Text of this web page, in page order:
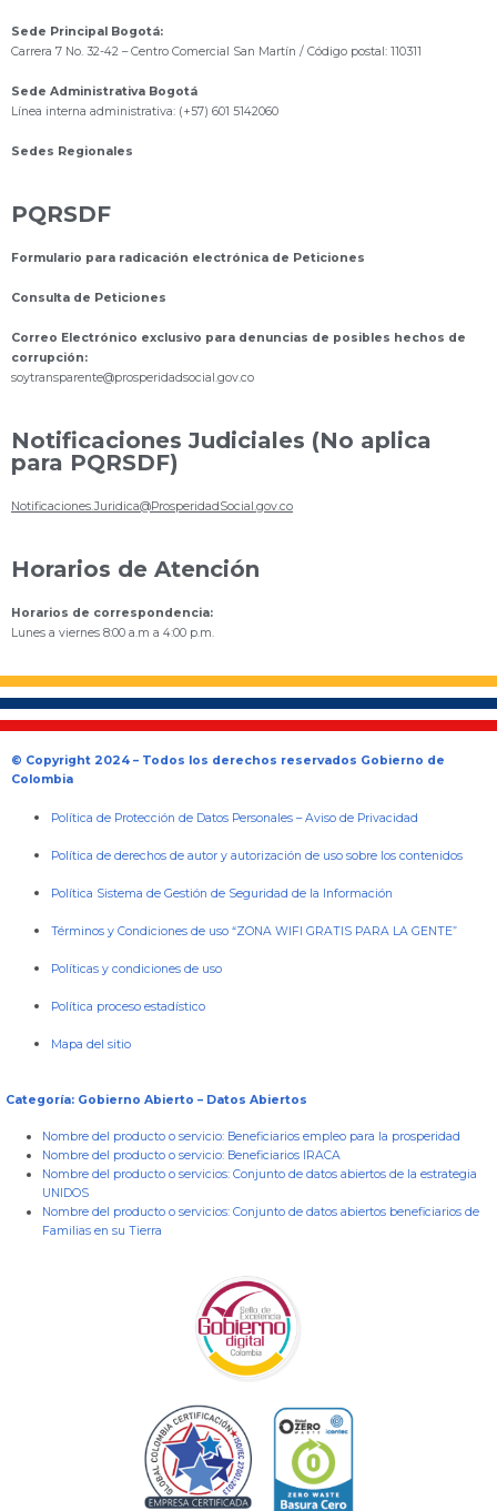
Sede Principal Bogotá:
Carrera 7 No. 32-42 – Centro Comercial San Martín / Código postal: 110311
Sede Administrativa Bogotá
Línea interna administrativa: (+57) 601 5142060
Sedes Regionales
PQRSDF
Formulario para radicación electrónica de Peticiones
Consulta de Peticiones
Correo Electrónico exclusivo para denuncias de posibles hechos de
corrupción:
soytransparente@prosperidadsocial.gov.co
Notificaciones Judiciales (No aplica
para PQRSDF)
Notificaciones.Juridica@ProsperidadSocial.gov.co
Horarios de Atención
Horarios de correspondencia:
Lunes a viernes 8:00 a.m a 4:00 p.m.
© Copyright 2024 – Todos los derechos reservados Gobierno de
Colombia
Política de Protección de Datos Personales –Aviso de Privacidad
Política de derechos de autor y autorización de uso sobre los contenidos
Política Sistema de Gestión de Seguridad de la Información
Términos y Condiciones de uso “ZONA WIFI GRATIS PARA LA GENTE”
Políticas y condiciones de uso
Política proceso estadístico
Mapa del sitio
Categoría: Gobierno Abierto – Datos Abiertos
Nombre del producto o servicio: Beneficiarios empleo para la prosperidad
Nombre del producto o servicio: Beneficiarios IRACA
Nombre del producto o servicios: Conjunto de datos abiertos de la estrategia
UNIDOS
Nombre del producto o servicios: Conjunto de datos abiertos beneficiarios de
Familias en su Tierra